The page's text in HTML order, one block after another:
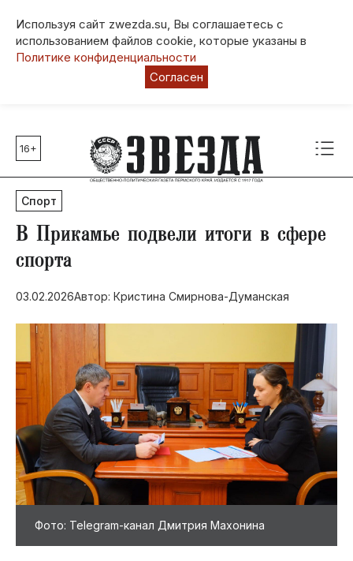
Используя сайт zwezda.su, Вы соглашаетесь с
использованием файлов cookie, которые указаны в
Политике конфиденциальности
Согласен
Главные темы
80 лет Победы
Молодежная столица РФ
СВО
Социальная поддержка
Инфраструктура
Благоустройство
16+
Спорт
В Прикамье подвели итоги в сфере
спорта
03.02.2026Автор: Кристина Смирнова-Думанская
Фото: Telegram-канал Дмитрия Махонина